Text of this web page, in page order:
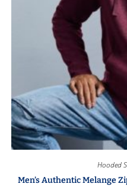
Hooded
Men’s Authentic Melange